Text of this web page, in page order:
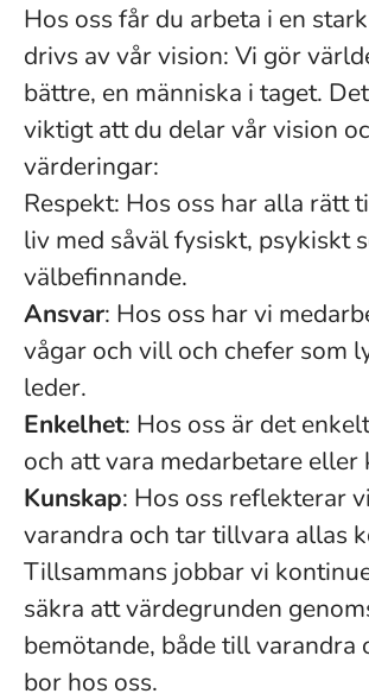
Hos oss får du arbeta i en
drivs av vår vision: Vi gör
bättre, en människa i taget.
viktigt att du delar vår vision
värderingar:
Respekt: Hos oss har alla rätt
liv med såväl fysiskt, psykiskt
välbefinnande.
Ansvar: Hos oss har vi
vågar och vill och chefer som
leder.
Enkelhet: Hos oss är det
och att vara medarbetare eller
Kunskap: Hos oss reflekterar
varandra och tar tillvara allas
Tillsammans jobbar vi
säkra att värdegrunden
bemötande, både till varandra
bor hos oss.